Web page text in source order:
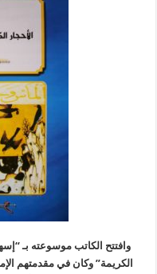
وافتتح الكاتب موسوعته بـ
الكريمة” وكان في مقدمتهم